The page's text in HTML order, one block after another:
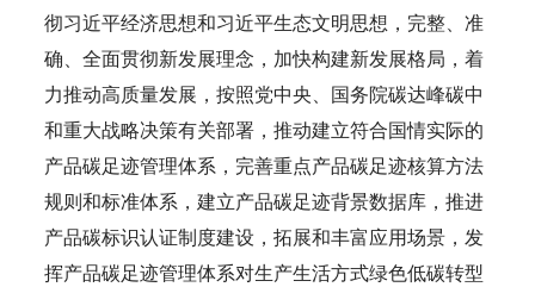
彻习近平经济思想和习近平生态文明思想，完整、准
确、全面贯彻新发展理念，加快构建新发展格局，着
力推动高质量发展，按照党中央、国务院碳达峰碳中
和重大战略决策有关部署，推动建立符合国情实际的
产品碳足迹管理体系，完善重点产品碳足迹核算方法
规则和标准体系，建立产品碳足迹背景数据库，推进
产品碳标识认证制度建设，拓展和丰富应用场景，发
挥产品碳足迹管理体系对生产生活方式绿色低碳转型